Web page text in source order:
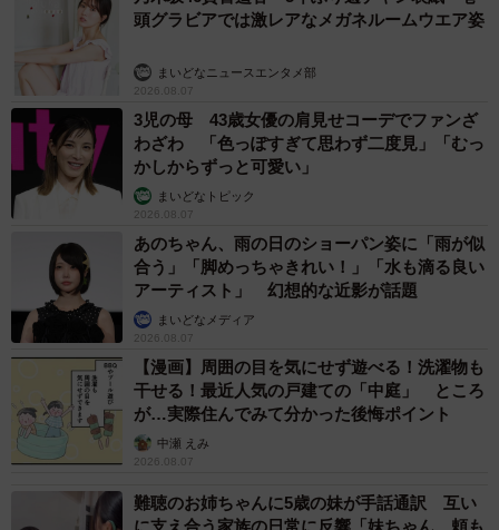
うぬいぐるみについて』を発表して、編集さんに「企画に
ぬいぐるみを選んだのは、テツのことがあったからです
か？」と聞かれ、自分の気持ちをそのとき初めて自覚しま
した。連載直前まで『ぷくちょらりファミリア』の第1話は
違う話になる予定だったのですが、せっかくならテツの思
い出を元にして第1話を作ろうと提案していただき、連載ス
タートになりました。
―読者にメッセージをお願いいたします。
現在、KADOKAWA「月刊コミックビーム」2025年3月号か
ら、『ぷくちょらりファミリア』という漫画を連載してお
ります。いろんな人々と、それぞれ異なったぬいぐるみを
主役に、毎号オムニバス形式で連載中です。あのときテツ
が教えてくれた気持ちと、その恩を大事にして、今も描い
頭グラビアでは激レアなメガネルームウエア姿
まいどなニュースエンタメ部
2026.08.07
3児の母 43歳女優の肩見せコーデでファンざ
わざわ 「色っぽすぎて思わず二度見」「むっ
かしからずっと可愛い」
まいどなトピック
2026.08.07
あのちゃん、雨の日のショーパン姿に「雨が似
合う」「脚めっちゃきれい！」「水も滴る良い
アーティスト」 幻想的な近影が話題
まいどなメディア
2026.08.07
【漫画】周囲の目を気にせず遊べる！洗濯物も
干せる！最近人気の戸建ての「中庭」 ところ
が…実際住んでみて分かった後悔ポイント
中瀬 えみ
2026.08.07
難聴のお姉ちゃんに5歳の妹が手話通訳 互い